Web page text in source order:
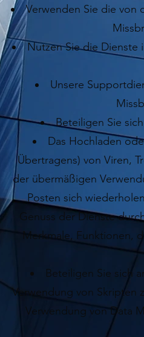
Verwenden Sie die von
Nutzen Sie die
Unsere
Beteiligen Sie
Das Hochladen
Übertragens) von Viren,
der übermäßigen
Posten sich
Genuss der Dienste
Merkmale, Funktionen,
Beteiligen Sie sich
Verwendung von Skripten
Verwendung von Data